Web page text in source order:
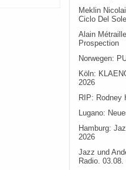
Meklin
Ciclo Del
Alain
Prospection
Norwegen:
Köln:
2026
RIP: Rodney
Lugano:
Hamburg:
2026
Jazz und
Radio.